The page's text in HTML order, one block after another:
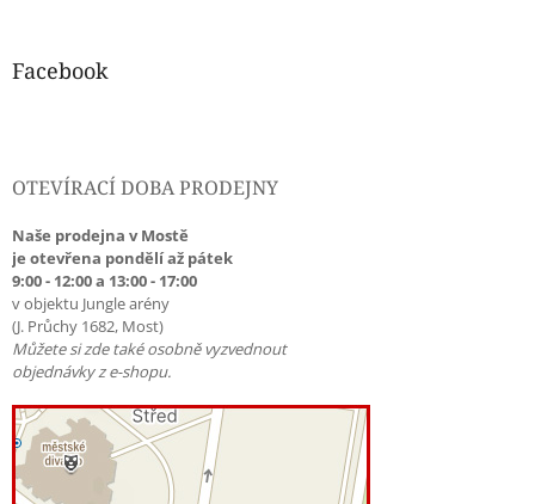
Facebook
OTEVÍRACÍ DOBA PRODEJNY
Naše prodejna v Mostě
je otevřena pondělí až pátek
9:00 - 12:00 a 13:00 - 17:00
v objektu Jungle arény
(J. Průchy 1682, Most)
Můžete si zde také osobně vyzvednout
objednávky z e-shopu.